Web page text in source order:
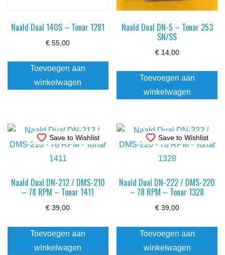
Naald Dual 140S – Tonar 1281
€ 55,00
Toevoegen aan
winkelwagen
Naald Dual DN-5 – Tonar 253
SN/SS
€14,00
Toevoegen aan
winkelwagen
Save to Wishlist
Naald Dual DN-212 / DMS-210
– 78 RPM – Tonar 1411
€ 39,00
Toevoegen aan
winkelwagen
Save to Wishlist
Naald Dual DN-222 / DMS-220
– 78 RPM – Tonar 1328
€39,00
Toevoegen aan
winkelwagen